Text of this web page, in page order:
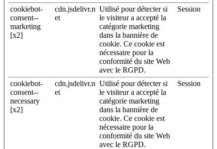
cookiebot-
consent--
marketing
[x2]
cdn.jsdelivr.n
et
Utilisé pour détecter si
le visiteur a accepté la
catégorie marketing
dans la bannière de
cookie. Ce cookie est
nécessaire pour la
conformité du site Web
avec le RGPD.
Session
cookiebot-
consent--
necessary
[x2]
cdn.jsdelivr.n
et
Utilisé pour détecter si
le visiteur a accepté la
catégorie marketing
dans la bannière de
cookie. Ce cookie est
nécessaire pour la
conformité du site Web
avec le RGPD.
Session